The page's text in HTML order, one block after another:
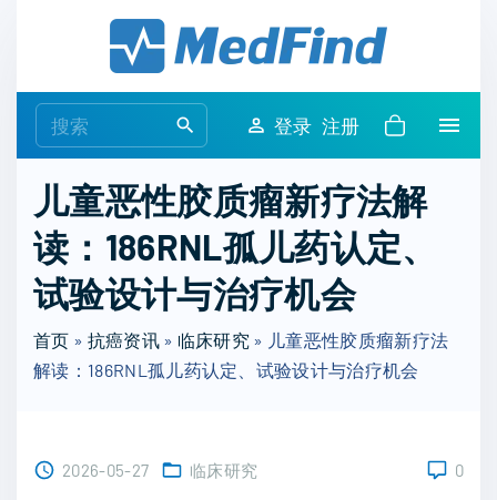
e
r
c
h
f
r
:
登录 注册
儿童恶性胶质瘤新疗法解
读：186RNL孤儿药认定、
试验设计与治疗机会
首页 » 抗癌资讯» 临床研究 » 儿童恶性胶质瘤新疗法
解读：186RNL孤儿药认定、试验设计与治疗机会
2026-05-27 临床研究 0